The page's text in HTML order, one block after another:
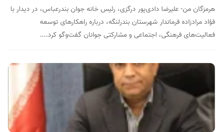
هرمزگان من- علیرضا دادی‌پور درگزی، رئیس خانه جوان بندرعباس، در دیدار با
فؤاد مرادزاده فرماندار شهرستان بندرلنگه، درباره راهکارهای توسعه
فعالیت‌های فرهنگی، اجتماعی و مشارکتی جوانان گفت‌وگو کرد....